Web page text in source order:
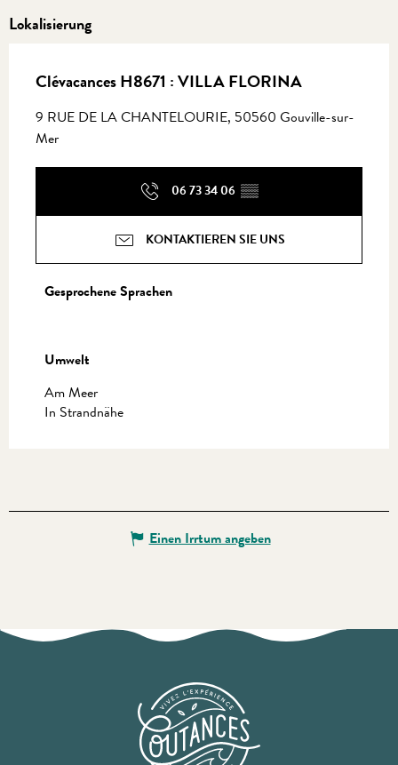
Lokalisierung
Clévacances H8671 : VILLA FLORINA
9 RUE DE LA CHANTELOURIE, 50560 Gouville-sur-
Mer
06 73 34 06 ▒▒
KONTAKTIEREN SIE UNS
Gesprochene Sprachen
Gesprochene Sprachen
Umwelt
Umwelt
Am Meer
In Strandnähe
Einen Irrtum angeben